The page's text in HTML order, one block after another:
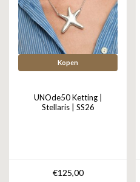
Kopen
UNOde50 Ketting |
Stellaris | SS26
€125,00